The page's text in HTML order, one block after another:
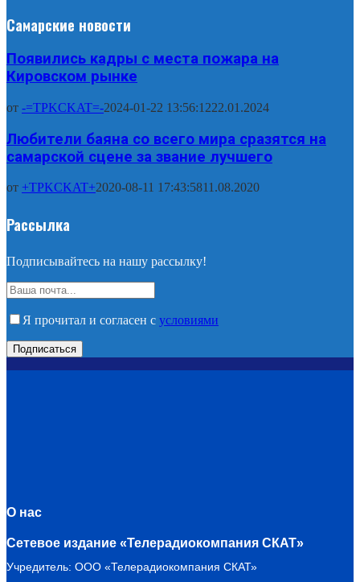
Самарские новости
Появились кадры с места пожара на
Кировском рынке
от -=TPKCKAT=-2024-01-22 13:56:1222.01.2024
Любители баяна со всего мира сразятся на
самарской сцене за звание лучшего
от +TPKCKAT+2020-08-11 17:43:5811.08.2020
Рассылка
Подписывайтесь на нашу рассылку!
Я прочитал и согласен с условиями
О нас
Сетевое издание «Телерадиокомпания СКАТ»
Учредитель: ООО «Телерадиокомпания СКАТ»